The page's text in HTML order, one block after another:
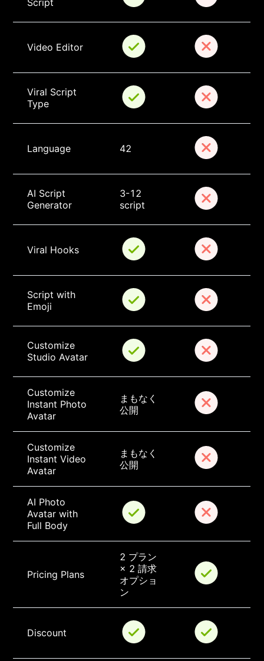
Script
Video Editor
Viral Script
Type
Language 42
AI Script
Generator
3-12
script
Viral Hooks
Script with
Emoji
Customize
Studio Avatar
Customize
Instant Photo
Avatar
まもなく
公開
Customize
Instant Video
Avatar
まもなく
公開
AI Photo
Avatar with
Full Body
Pricing Plans
2 プラン
× 2 請求
オプショ
ン
Discount